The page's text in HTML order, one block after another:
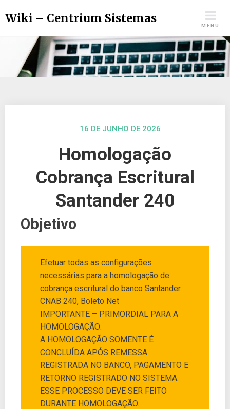
Wiki – Centrium Sistemas
MENU
16 DE JUNHO DE 2026
Homologação
Cobrança Escritural
Santander 240
Objetivo
Efetuar todas as configurações
necessárias para a homologação de
cobrança escritural do banco Santander
CNAB 240, Boleto Net
IMPORTANTE – PRIMORDIAL PARA A
HOMOLOGAÇÃO:
A HOMOLOGAÇÃO SOMENTE É
CONCLUÍDA APÓS REMESSA
REGISTRADA NO BANCO, PAGAMENTO E
RETORNO REGISTRADO NO SISTEMA.
ESSE PROCESSO DEVE SER FEITO
DURANTE HOMOLOGAÇÃO.